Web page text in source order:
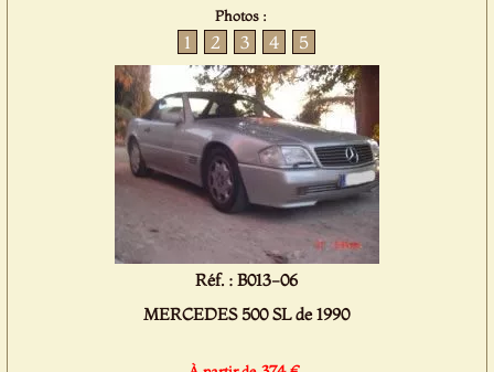
Photos :
1 2 3 4 5
Réf. : B013-06
MERCEDES 500 SL de 1990